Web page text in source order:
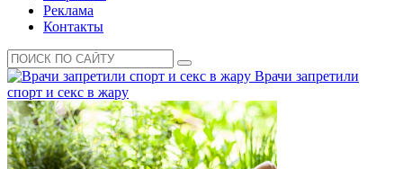
Реклама
Контакты
Врачи запретили
спорт и секс в жару